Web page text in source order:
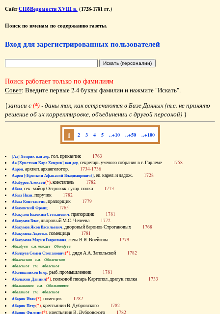
СайтСПбВедомости XVIII в. (1728-1781 гг.)
Поиск по именам по содержанию газеты.
Вход для зарегистрированных пользователей
Поиск работает только по фамилиям
Совет: Введите первые 2-4 буквы фамилии и нажмите "Искать".
{записи с(*)- даны так, как встречаются в Базе Данных (т.е. не принято
решение об их корректировке, объединении с другой персоной) }
1 2 3 4 5 ..+10 ..+50 ..+100
[Аа] Хенрик ван дер, гол. приказчик 1763
Аа [Христиан Карл Хенрик] ван дер, секретарь ученого собрания в г. Гарлеме 1758
Аарон, архиеп. архангелогор. 1734-1736
Аарон [(Еропкин Афанасий Владимирович)], еп. карел. и ладож. 1728
Абабуров Алексей(*), констапель 1782
Абаза, сек.-майор Острогож. гусар. полка 1773
Абаза Иван, поручик 1782
Абаза Константин, прапорщик 1779
Абаковский Франц 1765
Абакулов Евдоким Степанович, прапорщик 1781
Абакумов Влас, дворовый М.С. Челеева 1772
Абакумов Яков Васильевич, дворовый баронов Строгановых 1768
Абакумова Авдотья, помещица 1781
Абакумова Мария Гавриловна, жена В.Я. Воейкова 1779
Абалдуев см. также Оболдуев
Абалдуев Семен Степанович(*), дядя А.А. Запольской 1782
Абаленская см. Оболенская
Абалешев см. Аболешев
Абалишников Егор, рыб. промышленник 1781
Абалыхин Даниил(*), полковой писарь Каргопол. драгун. полка 1733
Абальянинов см. Обольянинов
Абаляшев см. Аболешев
Абарин Иван(*), помещик 1782
Абарин Петр(*), крестьянин В. Дубровского 1782
Абарин Филипп(*), крестьянин В. Дубровского 1782